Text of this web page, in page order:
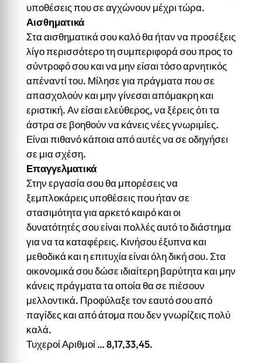
υποθέσεις που σε αγχώνουν μέχρι τώρα.
Αισθηματικά
Στα αισθηματικά σου καλό θα ήταν να προσέξεις
λίγο περισσότερο τη συμπεριφορά σου προς το
σύντροφό σου και να μην είσαι τόσο αρνητικός
απέναντί του. Μίλησε για πράγματα που σε
απασχολούν και μην γίνεσαι απόμακρη και
εριστική. Αν είσαι ελεύθερος, να ξέρεις ότι τα
άστρα σε βοηθούν να κάνεις νέες γνωριμίες.
Είναι πιθανό κάποια από αυτές να σε οδηγήσει
σε μια σχέση.
Επαγγελματικά
Στην εργασία σου θα μπορέσεις να
ξεμπλοκάρεις υποθέσεις που ήταν σε
στασιμότητα για αρκετό καιρό και οι
δυνατότητές σου είναι πολλές αυτό το διάστημα
για να τα καταφέρεις. Κινήσου έξυπνα και
μεθοδικά και η επιτυχία είναι όλη δική σου. Στα
οικονομικά σου δώσε ιδιαίτερη βαρύτητα και μην
κάνεις πράγματα τα οποία θα σε πιέσουν
μελλοντικά. Προφύλαξε τον εαυτό σου από
παγίδες και από άτομα που δεν γνωρίζεις πολύ
καλά.
Τυχεροί Αριθμοί … 8,17,33,45.